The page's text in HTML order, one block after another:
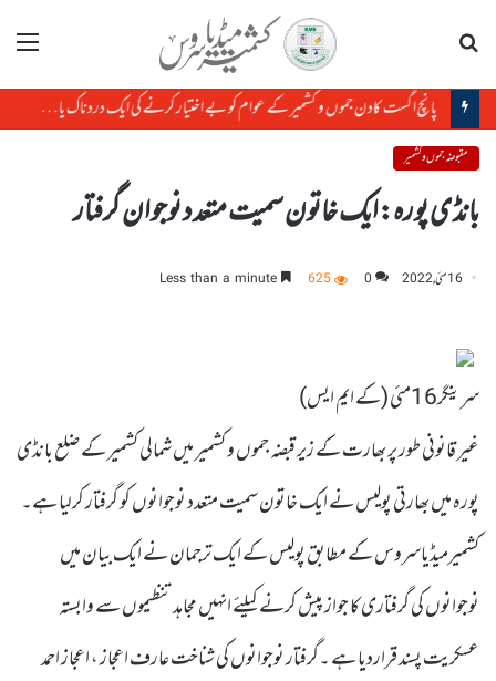
مینو
مقبوضہ جموں و کشمیر
بانڈی پورہ:ایک خاتون سمیت متعدد نوجوان گرفتار
16 مئی, 2022 0
625
سرینگر16مئی (کے ایم ایس)
غیر قانونی طور پر بھارت کے زیر قبضہ جموں و کشمیر میں شمالی کشمیر کے ضلع بانڈی
پورہ میں بھارتی پولیس نے ایک خاتون سمیت متعدد نوجوانوں کو گرفتار کرلیا ہے۔
کشمیرمیڈیاسروس کے مطابق پولیس کے ایک ترجمان نے ایک بیان میں
نوجوانوں کی گرفتاری کا جواز پیش کرنے کیلئے انہیں مجاہد تنظیموں سے وابستہ
عسکریت پسند قراردیا ہے ۔گرفتار نوجوانوں کی شناخت عارف اعجاز ، اعجاز احمد